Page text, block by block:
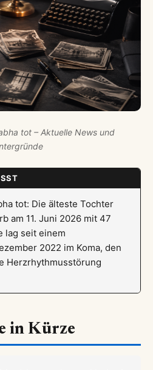
tot – Aktuelle News und
tot: Die älteste Tochter
am 11. Juni 2026 mit 47
lag seit einem
2022 im Koma, den
Herzrhythmusstörung
in Kürze